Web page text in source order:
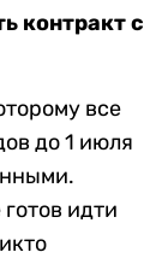
контракт с
все
до 1 июля
идти